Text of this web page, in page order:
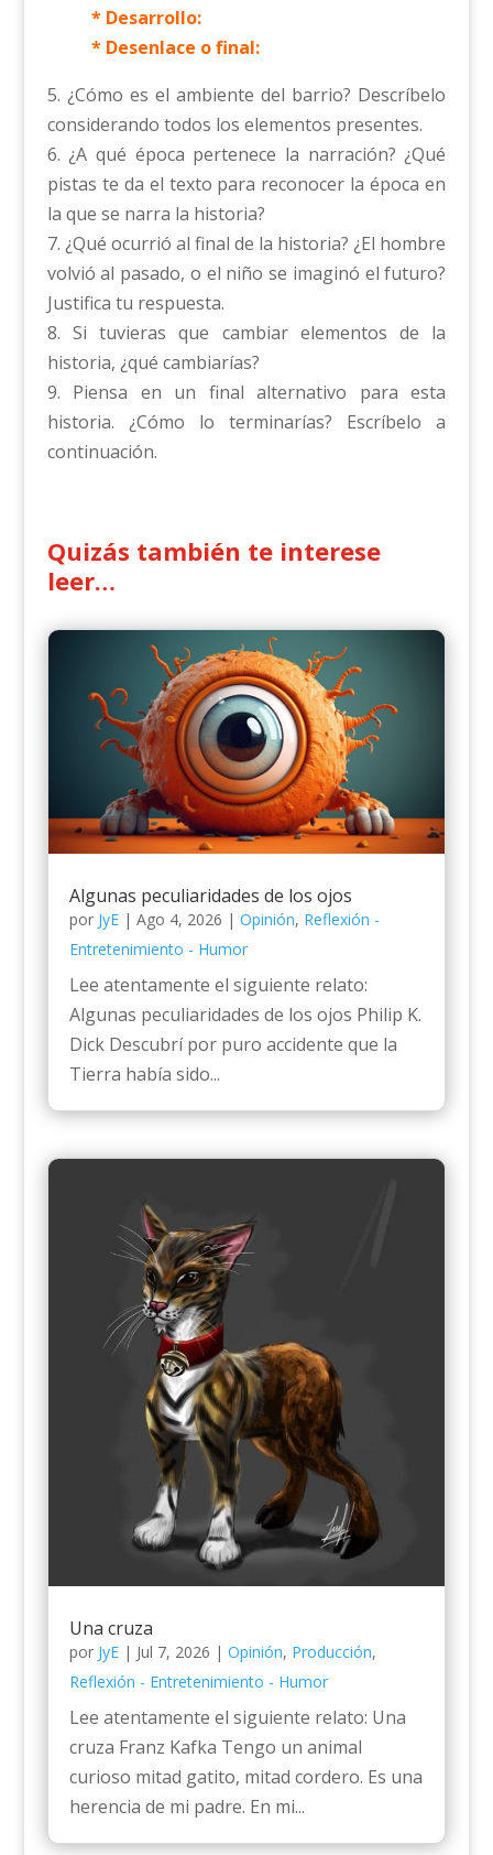
* Desarrollo:
* Desenlace o final:
5. ¿Cómo es el ambiente del barrio? Descríbelo
considerando todos los elementos presentes.
6. ¿A qué época pertenece la narración? ¿Qué
pistas te da el texto para reconocer la época en
la que se narra la historia?
7. ¿Qué ocurrió al final de la historia? ¿El hombre
volvió al pasado, o el niño se imaginó el futuro?
Justifica tu respuesta.
8. Si tuvieras que cambiar elementos de la
historia, ¿qué cambiarías?
9. Piensa en un final alternativo para esta
historia. ¿Cómo lo terminarías? Escríbelo a
continuación.
Quizás también te interese
leer…
Algunas peculiaridades de los ojos
por JyE| Ago 4, 2026 | Opinión, Reflexión -
Entretenimiento - Humor
Lee atentamente el siguiente relato:
Algunas peculiaridades de los ojos Philip K.
Dick Descubrí por puro accidente que la
Tierra había sido...
Una cruza
por JyE| Jul 7, 2026 | Opinión, Producción,
Reflexión - Entretenimiento - Humor
Lee atentamente el siguiente relato: Una
cruza Franz Kafka Tengo un animal
curioso mitad gatito, mitad cordero. Es una
herencia de mi padre. En mi...